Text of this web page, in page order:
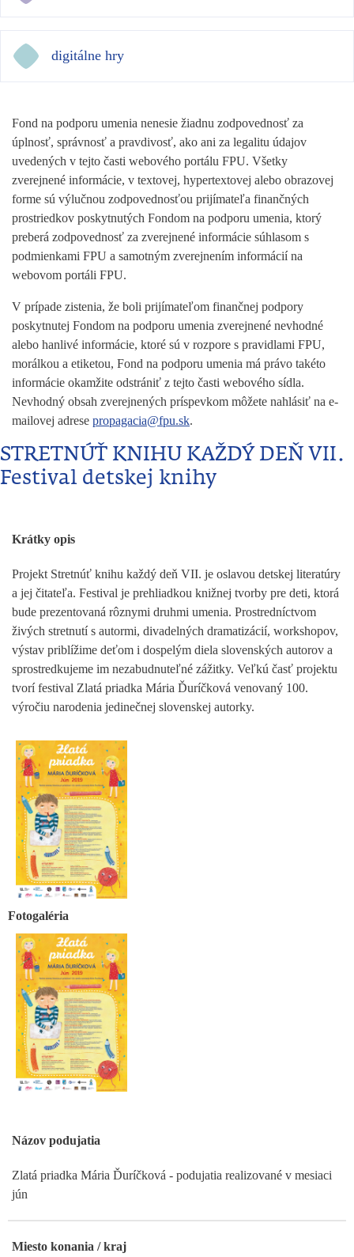
digitálne hry
Fond na podporu umenia nenesie žiadnu zodpovednosť za
úplnosť, správnosť a pravdivosť, ako ani za legalitu údajov
uvedených v tejto časti webového portálu FPU. Všetky
zverejnené informácie, v textovej, hypertextovej alebo obrazovej
forme sú výlučnou zodpovednosťou prijímateľa finančných
prostriedkov poskytnutých Fondom na podporu umenia, ktorý
preberá zodpovednosť za zverejnené informácie súhlasom s
podmienkami FPU a samotným zverejnením informácií na
webovom portáli FPU.
V prípade zistenia, že boli prijímateľom finančnej podpory
poskytnutej Fondom na podporu umenia zverejnené nevhodné
alebo hanlivé informácie, ktoré sú v rozpore s pravidlami FPU,
morálkou a etiketou, Fond na podporu umenia má právo takéto
informácie okamžite odstrániť z tejto časti webového sídla.
Nevhodný obsah zverejnených príspevkom môžete nahlásiť na e-
mailovej adrese propagacia@fpu.sk.
STRETNÚŤ KNIHU KAŽDÝ DEŇ VII.
Festival detskej knihy
Krátky opis
Projekt Stretnúť knihu každý deň VII. je oslavou detskej literatúry
a jej čitateľa. Festival je prehliadkou knižnej tvorby pre deti, ktorá
bude prezentovaná rôznymi druhmi umenia. Prostredníctvom
živých stretnutí s autormi, divadelných dramatizácií, workshopov,
výstav priblížime deťom i dospelým diela slovenských autorov a
sprostredkujeme im nezabudnuteľné zážitky. Veľkú časť projektu
tvorí festival Zlatá priadka Mária Ďuríčková venovaný 100.
výročiu narodenia jedinečnej slovenskej autorky.
Fotogaléria
Názov podujatia
Zlatá priadka Mária Ďuríčková - podujatia realizované v mesiaci
jún
Miesto konania / kraj